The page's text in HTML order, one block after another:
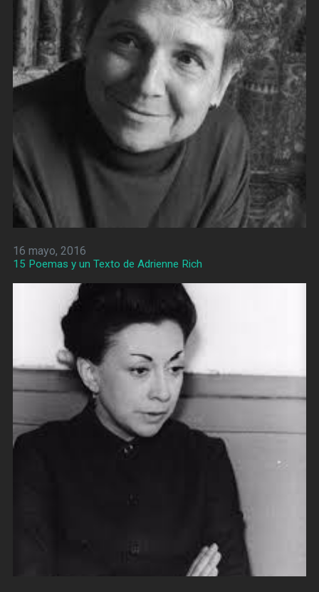
16 mayo, 2016
15 Poemas y un Texto de Adrienne Rich